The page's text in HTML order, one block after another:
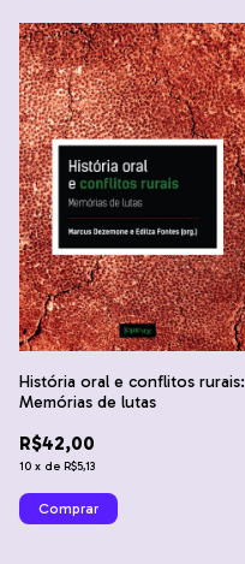
História oral e conflitos rurais:
Memórias de lutas
R$42,00
10 x de R$5,13